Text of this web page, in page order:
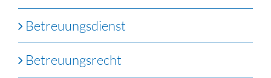
Betreuungsdienst
Betreuungsrecht